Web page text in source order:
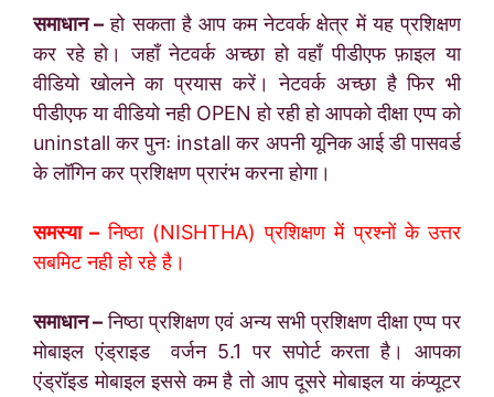
समाधान – हो सकता है आप कम नेटवर्क क्षेत्र में यह प्रशिक्षण
कर रहे हो। जहाँ नेटवर्क अच्छा हो वहाँ पीडीएफ फ़ाइल या
वीडियो खोलने का प्रयास करें। नेटवर्क अच्छा है फिर भी
पीडीएफ या वीडियो नही OPEN हो रही हो आपको दीक्षा एप्प को
uninstall कर पुनः install कर अपनी यूनिक आई डी पासवर्ड
के लॉगिन कर प्रशिक्षण प्रारंभ करना होगा।
समस्या –निष्ठा (NISHTHA) प्रशिक्षण में प्रश्नों के उत्तर
सबमिट नही हो रहे है।
समाधान –निष्ठा प्रशिक्षण एवं अन्य सभी प्रशिक्षण दीक्षा एप्प पर
मोबाइल एंड्राइड वर्जन 5.1 पर सपोर्ट करता है। आपका
एंड्रॉइड मोबाइल इससे कम है तो आप दूसरे मोबाइल या कंप्यूटर